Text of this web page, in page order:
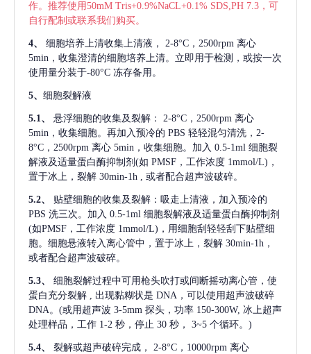
作。推荐使用50mM Tris+0.9%NaCL+0.1% SDS,PH 7.3，可
自行配制或联系我们购买。
4、 细胞培养上清收集上清液，
2-8°C，2500rpm 离心
5min，收集澄清的细胞培养上清。立即用于检测，或按一次
使用量分装于-80°C 冻存备用。
5、 细胞裂解液
5.1、 悬浮细胞的收集及裂解：
2-8°C，2500rpm 离心
5min，收集细胞。再加入预冷的 PBS 轻轻混匀清洗，2-
8°C，2500rpm 离心 5min，收集细胞。加入 0.5-1ml 细胞裂
解液及适量蛋白酶抑制剂(如 PMSF，工作浓度 1mmol/L)，
置于冰上，裂解 30min-1h , 或者配合超声波破碎。
5.2、
贴壁细胞的收集及裂解：吸走上清液，加入预冷的
PBS 洗三次。加入 0.5-1ml 细胞裂解液及适量蛋白酶抑制剂
(如PMSF，工作浓度 1mmol/L)，用细胞刮轻轻刮下贴壁细
胞。细胞悬液转入离心管中，置于冰上，裂解 30min-1h，
或者配合超声波破碎。
5.3、
细胞裂解过程中可用枪头吹打或间断摇动离心管，使
蛋白充分裂解 , 出现黏糊状是 DNA，可以使用超声波破碎
DNA。(或用超声波 3-5mm 探头，功率 150-300W, 冰上超声
处理样品，工作 1-2 秒，停止 30 秒， 3~5 个循环。)
5.4、 裂解或超声破碎完成，
2-8°C，10000rpm 离心